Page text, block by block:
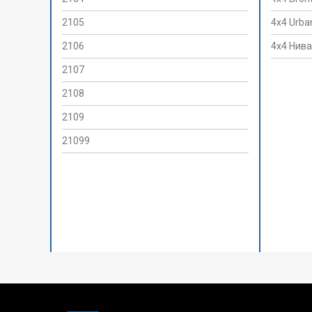
2105
2106
2107
2108
2109
21099
4x4
4х4 Нива